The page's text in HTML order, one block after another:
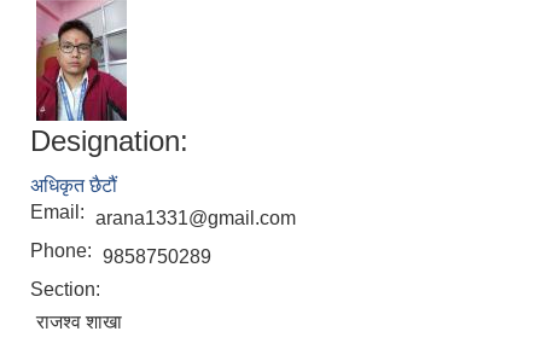
Designation:
अधिकृत छैटौं
Email: arana1331@gmail.com
Phone: 9858750289
Section:
राजश्व शाखा